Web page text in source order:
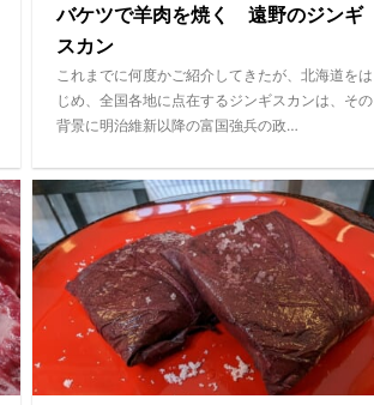
バケツで羊肉を焼く 遠野のジンギ
スカン
これまでに何度かご紹介してきたが、北海道をは
じめ、全国各地に点在するジンギスカンは、その
背景に明治維新以降の富国強兵の政…